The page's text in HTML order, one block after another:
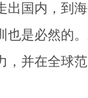
国内，到海
也是必然的
，并在全球